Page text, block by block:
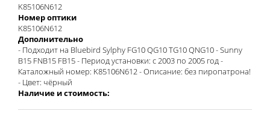
K85106N612
Номер оптики
K85106N612
Дополнительно
- Подходит на Bluebird Sylphy FG10 QG10 TG10 QNG10 - Sunny
B15 FNB15 FB15 - Период установки: с 2003 по 2005 год -
Каталожный номер: K85106N612 - Описание: без пиропатрона!
- Цвет: чёрный
Наличие и стоимость: